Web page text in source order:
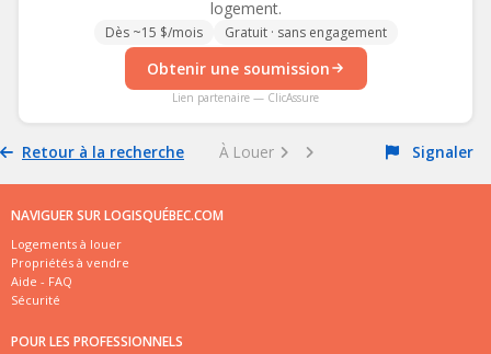
logement.
Dès ~15 $/mois Gratuit · sans engagement
Obtenir une soumission
Lien partenaire — ClicAssure
Retour à la recherche À Louer Signaler
NAVIGUER SUR LOGISQUÉBEC.COM
Logements à louer
Propriétés à vendre
Aide - FAQ
Sécurité
POUR LES PROFESSIONNELS